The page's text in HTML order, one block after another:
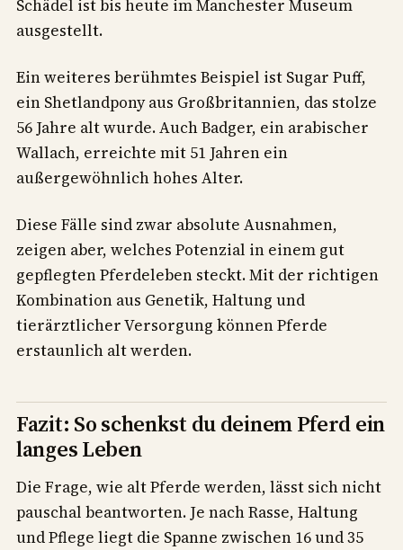
Schädel ist bis heute im Manchester Museum
ausgestellt.
Ein weiteres berühmtes Beispiel ist Sugar Puff,
ein Shetlandpony aus Großbritannien, das stolze
56 Jahre alt wurde. Auch Badger, ein arabischer
Wallach, erreichte mit 51 Jahren ein
außergewöhnlich hohes Alter.
Diese Fälle sind zwar absolute Ausnahmen,
zeigen aber, welches Potenzial in einem gut
gepflegten Pferdeleben steckt. Mit der richtigen
Kombination aus Genetik, Haltung und
tierärztlicher Versorgung können Pferde
erstaunlich alt werden.
Fazit: So schenkst du deinem Pferd ein
langes Leben
Die Frage, wie alt Pferde werden, lässt sich nicht
pauschal beantworten. Je nach Rasse, Haltung
und Pflege liegt die Spanne zwischen 16 und 35